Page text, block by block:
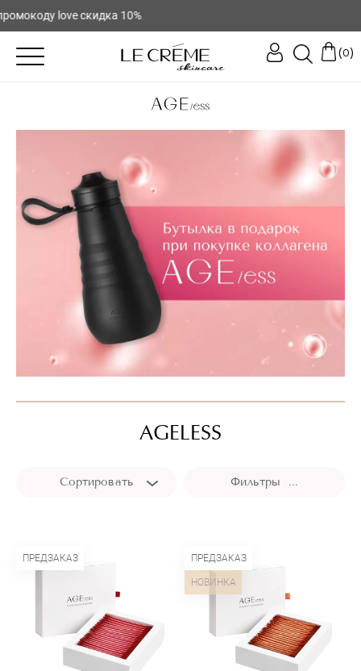
love скидка 10%
(0)
AGELESS
Сортировать Фильтры ...
ПРЕДЗАКАЗ ПРЕДЗАКАЗ
НОВИНКА